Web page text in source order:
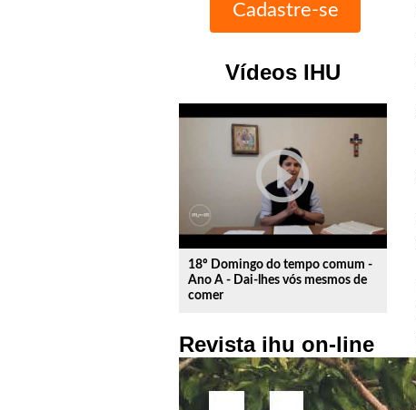
Vídeos IHU
play_circle_outline
18º Domingo do tempo comum -
Ano A - Dai-lhes vós mesmos de
comer
Revista ihu on-line